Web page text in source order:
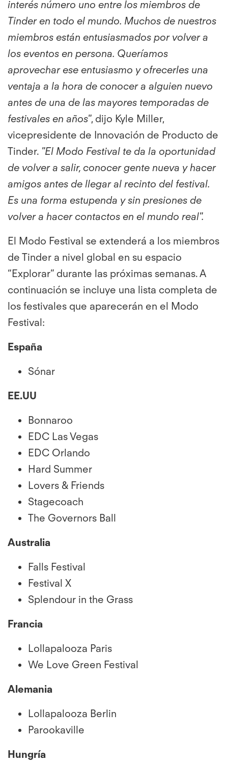
interés número uno entre los miembros de
Tinder en todo el mundo. Muchos de nuestros
miembros están entusiasmados por volver a
los eventos en persona. Queríamos
aprovechar ese entusiasmo y ofrecerles una
ventaja a la hora de conocer a alguien nuevo
antes de una de las mayores temporadas de
festivales en años", dijo Kyle Miller,
vicepresidente de Innovación de Producto de
Tinder. "El Modo Festival te da la oportunidad
de volver a salir, conocer gente nueva y hacer
amigos antes de llegar al recinto del festival.
Es una forma estupenda y sin presiones de
volver a hacer contactos en el mundo real".
El Modo Festival se extenderá a los miembros
de Tinder a nivel global en su espacio
“Explorar” durante las próximas semanas. A
continuación se incluye una lista completa de
los festivales que aparecerán en el Modo
Festival:
España
Sónar
EE.UU
Bonnaroo
EDC Las Vegas
EDC Orlando
Hard Summer
Lovers & Friends
Stagecoach
The Governors Ball
Australia
Falls Festival
Festival X
Splendour in the Grass
Francia
Lollapalooza Paris
We Love Green Festival
Alemania
Lollapalooza Berlin
Parookaville
Hungría